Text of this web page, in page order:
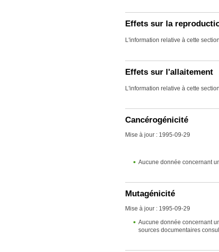
Effets sur la
L'information relative à cette
Effets sur l'allaitement
L'information relative à cette
Cancérogénicité
Mise à jour : 1995-09-29
Aucune donnée concernant
Mutagénicité
Mise à jour : 1995-09-29
Aucune donnée concernant
sources documentaires